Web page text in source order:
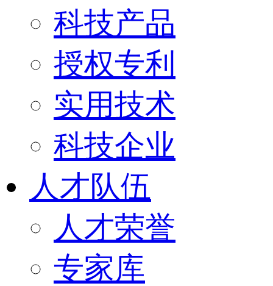
科技产品
授权专利
实用技术
科技企业
人才队伍
人才荣誉
专家库